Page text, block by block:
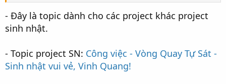
- Đây là topic dành cho các project khác project
sinh nhật.
- Topic project SN: Công việc - Vòng Quay Tự Sát -
Sinh nhật vui vẻ, Vinh Quang!